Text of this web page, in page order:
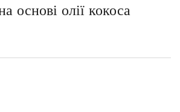
основі олії кокоса